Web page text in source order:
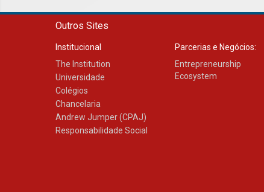
Outros Sites
Institucional
The Institution
Universidade
Colégios
Chancelaria
Andrew Jumper (CPAJ)
Responsabilidade Social
Parcerias e Negócios:
Entrepreneurship
Ecosystem